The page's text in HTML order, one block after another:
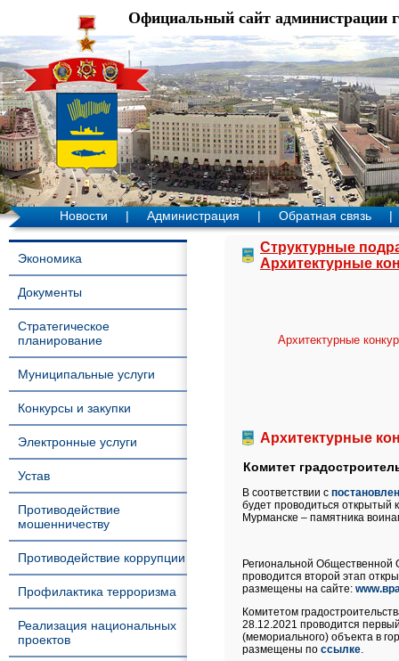
Официальный сайт администрации
Новости | Администрация | Обратная связь |
Экономика
Документы
Стратегическое
планирование
Муниципальные услуги
Конкурсы и закупки
Электронные услуги
Устав
Противодействие
мошенничеству
Противодействие коррупции
Профилактика терроризма
Реализация национальных
проектов
Структурные
Архитектурные
Архитектурные
Архитектурные
Комитет
В соответствии с
будет проводиться открытый
Мурманске – памятника
Региональной Общественной
проводится второй этап
размещены на сайте:
Комитетом
28.12.2021 проводится
(мемориального) объекта в
размещены по ссылке.